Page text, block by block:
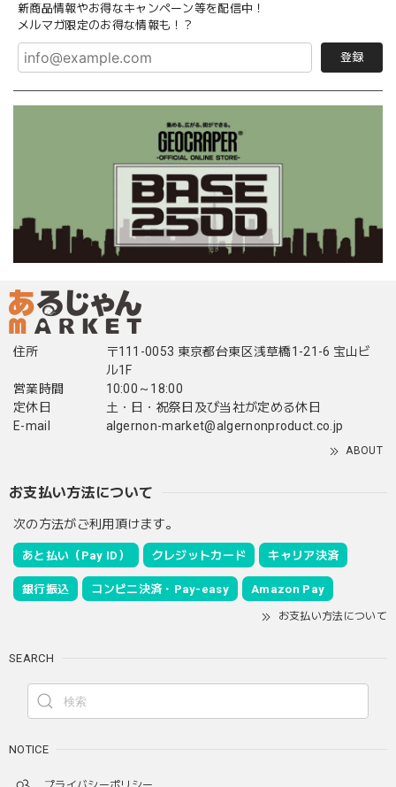
新商品情報やお得なキャンペーン等を配信中！
メルマガ限定のお得な情報も！？
登録
住所
〒111-0053 東京都台東区浅草橋1-21-6 宝山ビ
ル1F
営業時間
10:00～18:00
定休日
土・日・祝祭日及び当社が定める休日
E-mail
algernon-market@algernonproduct.co.jp
ABOUT
お支払い方法について
次の方法がご利用頂けます。
あと払い（Pay ID） クレジットカード キャリア決済
銀行振込 コンビニ決済・Pay-easy Amazon Pay
お支払い方法について
SEARCH
NOTICE